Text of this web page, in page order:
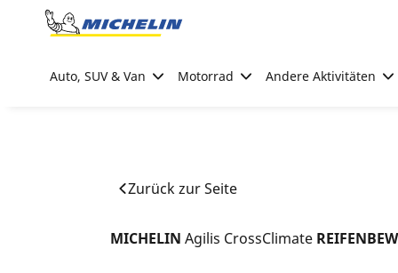
Go to page content
Auto, SUV & Van Motorrad Andere Aktivitäten
Zurück zur Seite
MICHELIN Agilis CrossClimate